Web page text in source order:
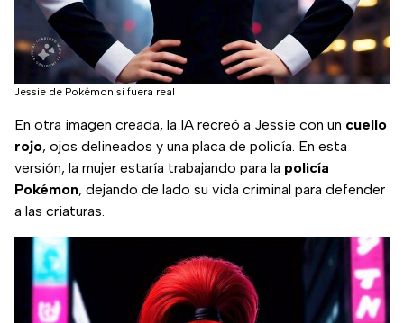
Jessie de Pokémon si fuera real
En otra imagen creada, la IA recreó a Jessie con un cuello
rojo, ojos delineados y una placa de policía. En esta
versión, la mujer estaría trabajando para la policía
Pokémon, dejando de lado su vida criminal para defender
a las criaturas.